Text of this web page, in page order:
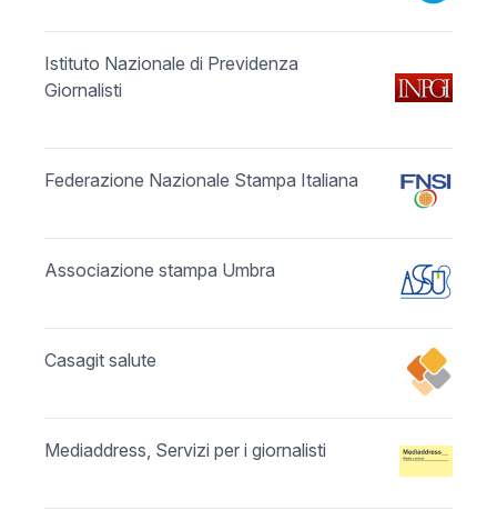
Istituto Nazionale di Previdenza
Giornalisti
Federazione Nazionale Stampa Italiana
Associazione stampa Umbra
Casagit salute
Mediaddress, Servizi per i giornalisti